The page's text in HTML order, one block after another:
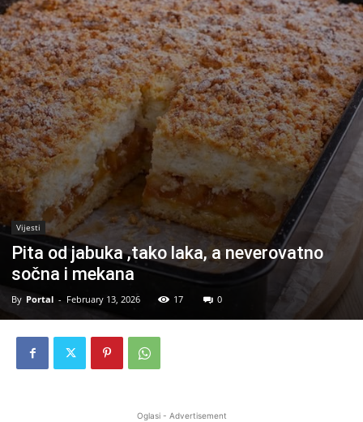
Vijesti
Pita od jabuka ,tako laka, a neverovatno
sočna i mekana
By Portal - February 13, 2026 17 0
Oglasi - Advertisement